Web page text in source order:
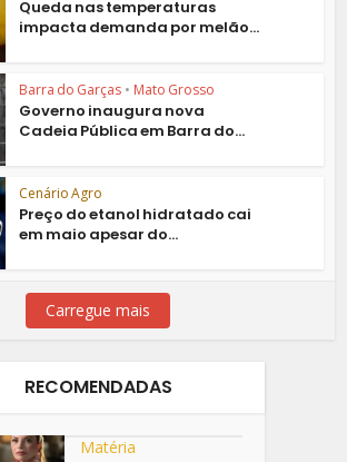
Queda nas temperaturas
impacta demanda por melão...
Barra do Garças • Mato Grosso
Governo inaugura nova
Cadeia Pública em Barra do...
Cenário Agro
Preço do etanol hidratado cai
em maio apesar do...
Carregue mais
RECOMENDADAS
Matéria